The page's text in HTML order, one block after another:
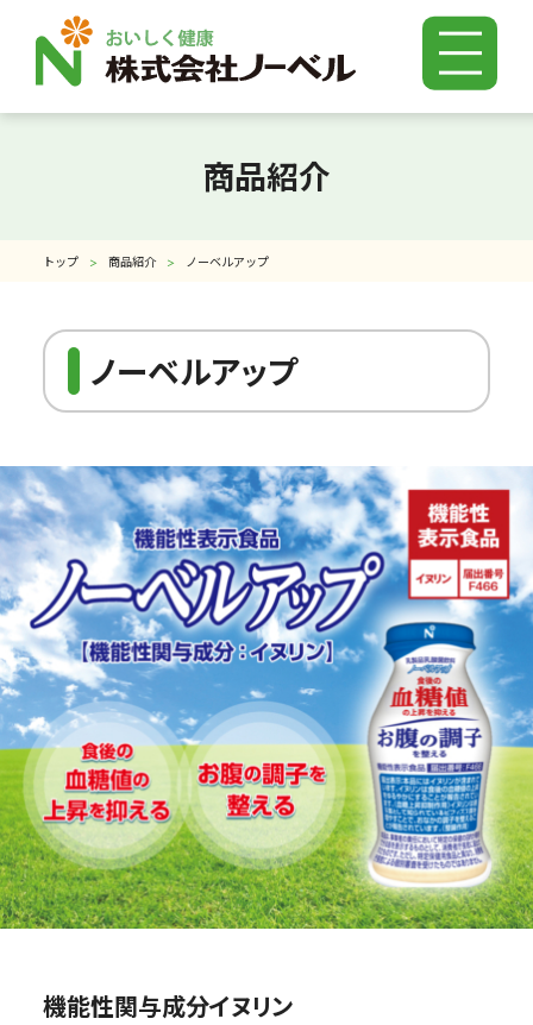
よくある質問
特長成分Q＆A
会社情報
お問い合わせ
商品紹介
トップ 商品紹介 ノーベルアップ
ノーベルアップ
機能性関与成分イヌリン